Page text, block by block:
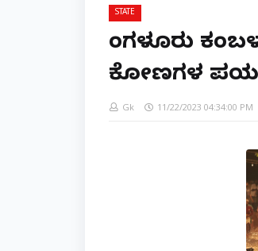
STATE
ಬೆಂಗಳೂರು
ಕೋಣಗಳ
Gk 11/22/2023 04:34:00 PM